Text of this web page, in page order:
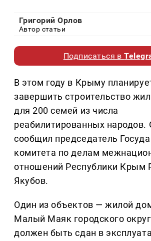
Григорий Орлов
Автор статьи
Подписаться в
В этом году в Крыму
завершить строительство
для 200 семей из числа
реабилитированных народов.
сообщил председатель
комитета по делам
отношений Республики Крым
Якубов.
Один из объектов — жилой
Малый Маяк городского
должен быть сдан в